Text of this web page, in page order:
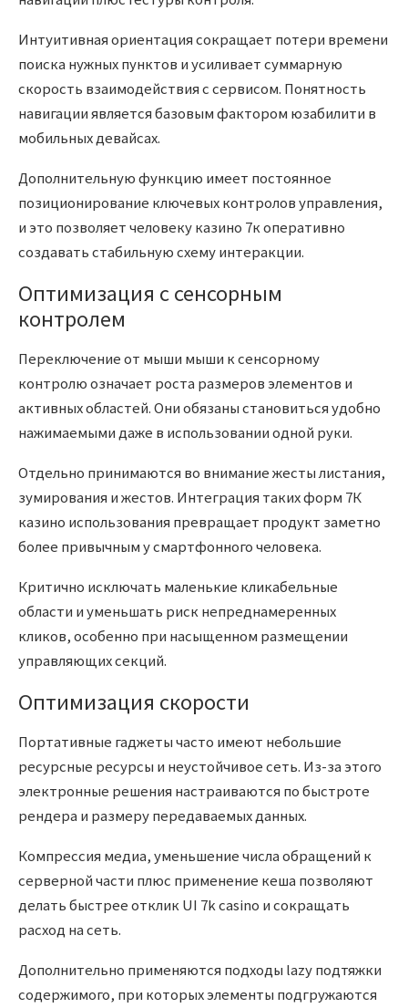
Интуитивная ориентация сокращает потери времени
поиска нужных пунктов и усиливает суммарную
скорость взаимодействия с сервисом. Понятность
навигации является базовым фактором юзабилити в
мобильных девайсах.
Дополнительную функцию имеет постоянное
позиционирование ключевых контролов управления,
и это позволяет человеку казино 7к оперативно
создавать стабильную схему интеракции.
Оптимизация с сенсорным
контролем
Переключение от мыши мыши к сенсорному
контролю означает роста размеров элементов и
активных областей. Они обязаны становиться удобно
нажимаемыми даже в использовании одной руки.
Отдельно принимаются во внимание жесты листания,
зумирования и жестов. Интеграция таких форм 7К
казино использования превращает продукт заметно
более привычным у смартфонного человека.
Критично исключать маленькие кликабельные
области и уменьшать риск непреднамеренных
кликов, особенно при насыщенном размещении
управляющих секций.
Оптимизация скорости
Портативные гаджеты часто имеют небольшие
ресурсные ресурсы и неустойчивое сеть. Из-за этого
электронные решения настраиваются по быстроте
рендера и размеру передаваемых данных.
Компрессия медиа, уменьшение числа обращений к
серверной части плюс применение кеша позволяют
делать быстрее отклик UI 7k casino и сокращать
расход на сеть.
Дополнительно применяются подходы lazy подтяжки
содержимого, при которых элементы подгружаются